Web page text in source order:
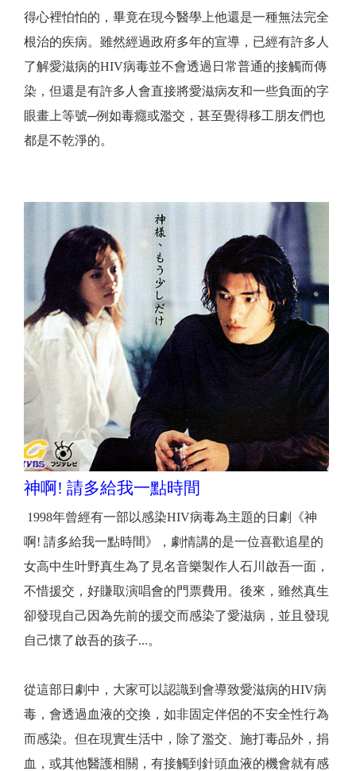
得心裡怕怕的，畢竟在現今醫學上他還是一種無法完全
根治的疾病。雖然經過政府多年的宣導，已經有許多人
了解愛滋病的HIV病毒並不會透過日常普通的接觸而傳
染，但還是有許多人會直接將愛滋病友和一些負面的字
眼畫上等號─例如毒癮或濫交，甚至覺得移工朋友們也
都是不乾淨的。
神啊! 請多給我一點時間
1998年曾經有一部以感染HIV病毒為主題的日劇《神
啊! 請多給我一點時間》，劇情講的是一位喜歡追星的
女高中生叶野真生為了見名音樂製作人石川啟吾一面，
不惜援交，好賺取演唱會的門票費用。後來，雖然真生
卻發現自己因為先前的援交而感染了愛滋病，並且發現
自己懷了啟吾的孩子...。
從這部日劇中，大家可以認識到會導致愛滋病的HIV病
毒，會透過血液的交換，如非固定伴侶的不安全性行為
而感染。但在現實生活中，除了濫交、施打毒品外，捐
血，或其他醫護相關，有接觸到針頭血液的機會就有感